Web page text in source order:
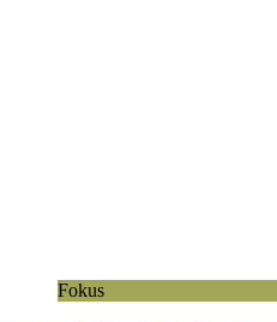
Fokus